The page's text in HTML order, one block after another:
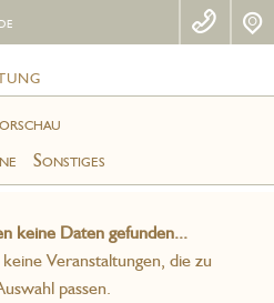
Sonstiges
keine Daten gefunden...
Veranstaltungen, die zu
passen.